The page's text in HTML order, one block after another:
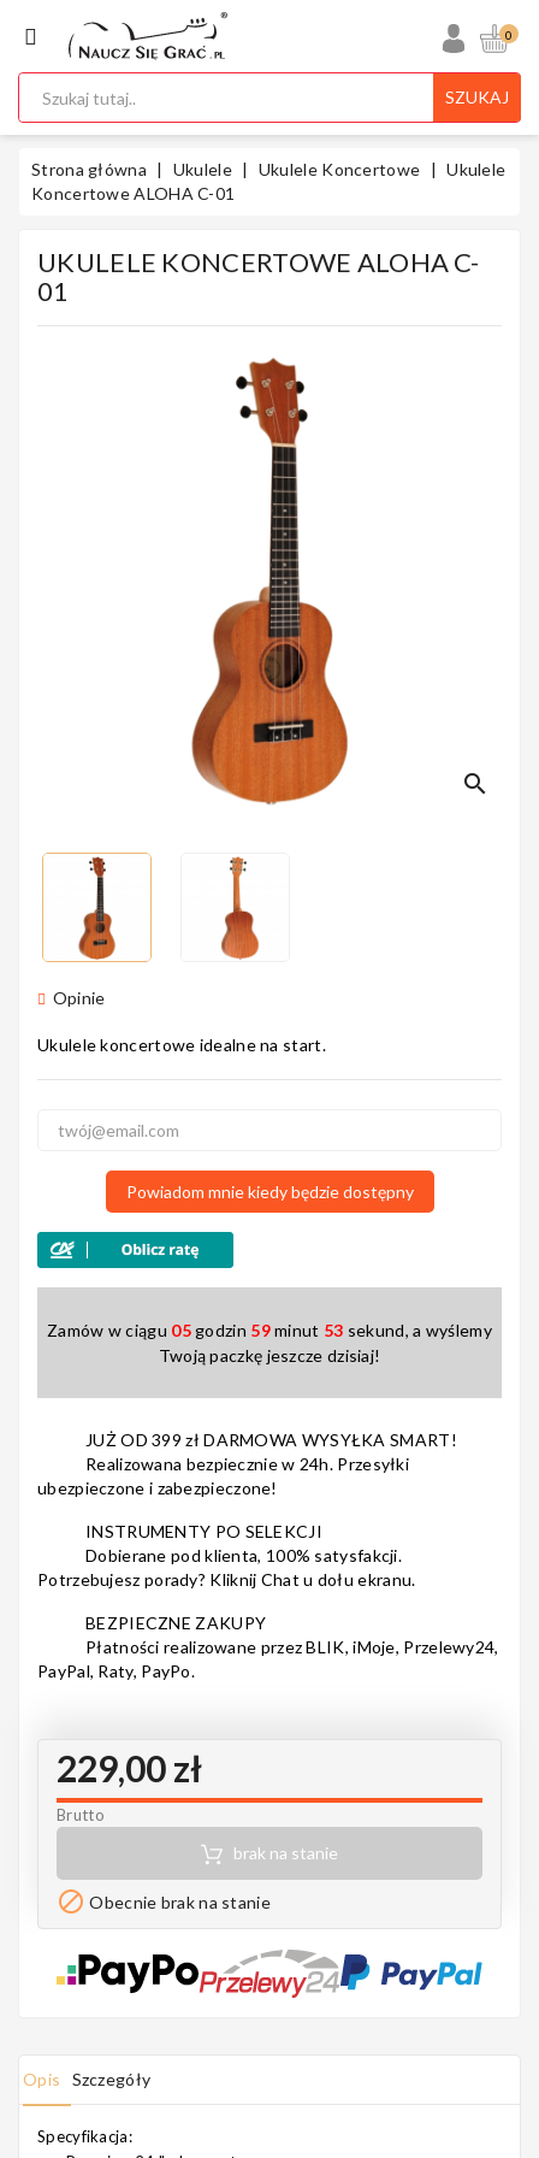
KATEGORIA
Ukulele
Gitary
Smyczkowe
Instrumenty
Dla Dzieci
Nagłośnienie
Akcesoria
Kursy/Szkolenia
MAHILELE
Ortega
0
SZUKAJ
Strona główna Ukulele Ukulele Koncertowe
Ukulele
Koncertowe ALOHA C-01
UKULELE KONCERTOWE ALOHA C-
01
search
Opinie
Ukulele koncertowe idealne na start.
Powiadom mnie kiedy będzie dostępny
Zamów w ciągu 05 godzin 59minut 53 sekund, a wyślemy
Twoją paczkę jeszcze dzisiaj!
JUŻ OD 399 zł DARMOWA WYSYŁKA SMART!
Realizowana bezpiecznie w 24h. Przesyłki
ubezpieczone i zabezpieczone!
INSTRUMENTY PO SELEKCJI
Dobierane pod klienta, 100% satysfakcji.
Potrzebujesz porady? Kliknij Chat u dołu ekranu.
BEZPIECZNE ZAKUPY
Płatności realizowane przez BLIK, iMoje, Przelewy24,
PayPal, Raty, PayPo.
229,00 zł
Brutto
brak na stanie
 Obecnie brak na stanie
Opis Szczegóły
Specyfikacja: